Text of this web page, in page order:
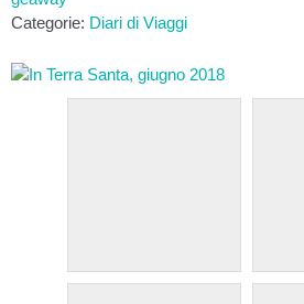
Categorie: Diari di Viaggi